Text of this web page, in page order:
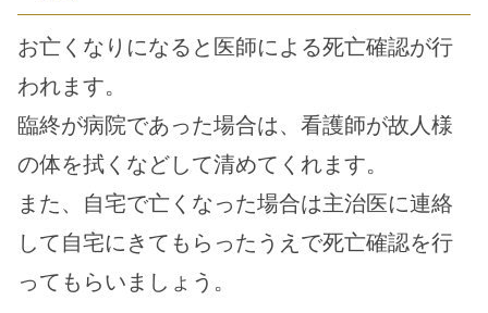
お亡くなりになると医師による死亡確認が行
われます。
臨終が病院であった場合は、看護師が故人様
の体を拭くなどして清めてくれます。
また、自宅で亡くなった場合は主治医に連絡
して自宅にきてもらったうえで死亡確認を行
ってもらいましょう。